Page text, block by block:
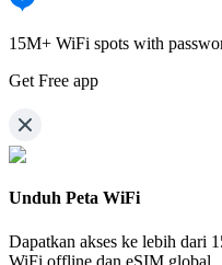
15M+ WiFi spots with
Get Free app
Unduh Peta WiFi
Dapatkan akses ke lebih dari
WiFi offline dan eSIM global